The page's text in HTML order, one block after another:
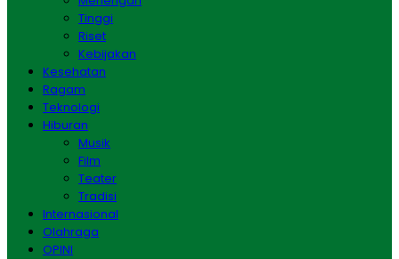
Tinggi
Riset
Kebijakan
Kesehatan
Ragam
Teknologi
Hiburan
Musik
Film
Teater
Tradisi
Internasional
Olahraga
OPINI